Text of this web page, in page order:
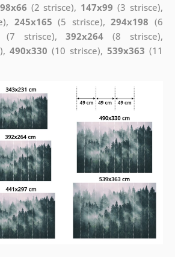
(2 strisce), 147x99 (3 strisce),
245x165 (5 strisce),294x198 (6
(7 strisce),392x264 (8 strisce),
490x330 (10 strisce),539x363 (11